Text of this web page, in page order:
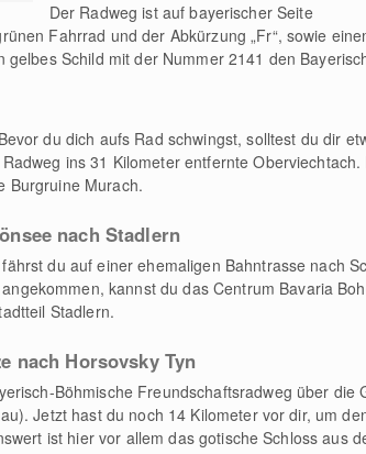
Der Radweg ist auf bayerischer Seite
Fahrrad und der Abkürzung „Fr“, sowie
Schild mit der Nummer 2141 den
du dich aufs Rad schwingst, solltest du dir
ins 31 Kilometer entfernte
Burgruine Murach.
nach Stadlern
du auf einer ehemaligen Bahntrasse nach
kannst du das Centrum Bavaria
Stadlern.
nach Horsovsky Tyn
Böhmische Freundschaftsradweg über die
Jetzt hast du noch 14 Kilometer vor dir, um
ist hier vor allem das gotische Schloss aus